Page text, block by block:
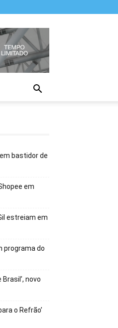
bastidor de
em
estreiam em
programa do
novo
o Refrão’